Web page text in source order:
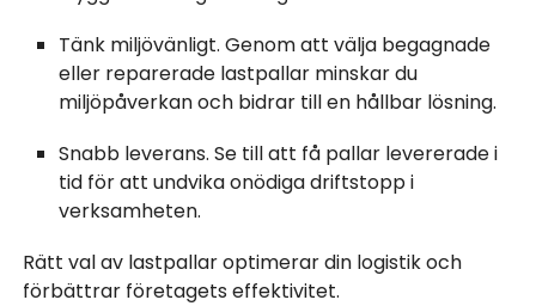
Tänk miljövänligt. Genom att välja begagnade
eller reparerade lastpallar minskar du
miljöpåverkan och bidrar till en hållbar lösning.
Snabb leverans. Se till att få pallar levererade i
tid för att undvika onödiga driftstopp i
verksamheten.
Rätt val av lastpallar optimerar din logistik och
förbättrar företagets effektivitet.